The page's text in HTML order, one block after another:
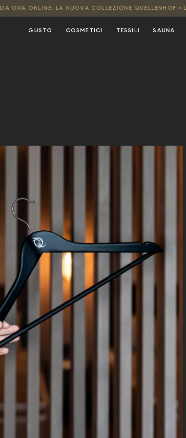
DA ORA ONLINE: LA NUOVA COLLEZIONE QUELLENHOF ×
GUSTO COSMETICI TESSILI SAUNA